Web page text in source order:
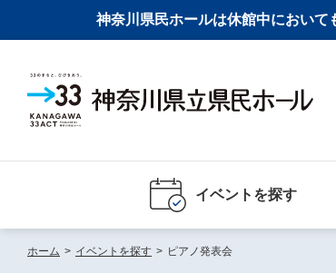
神奈川県民ホールは休館中において
イベントを探す
ホーム > イベントを探す > ピアノ発表会